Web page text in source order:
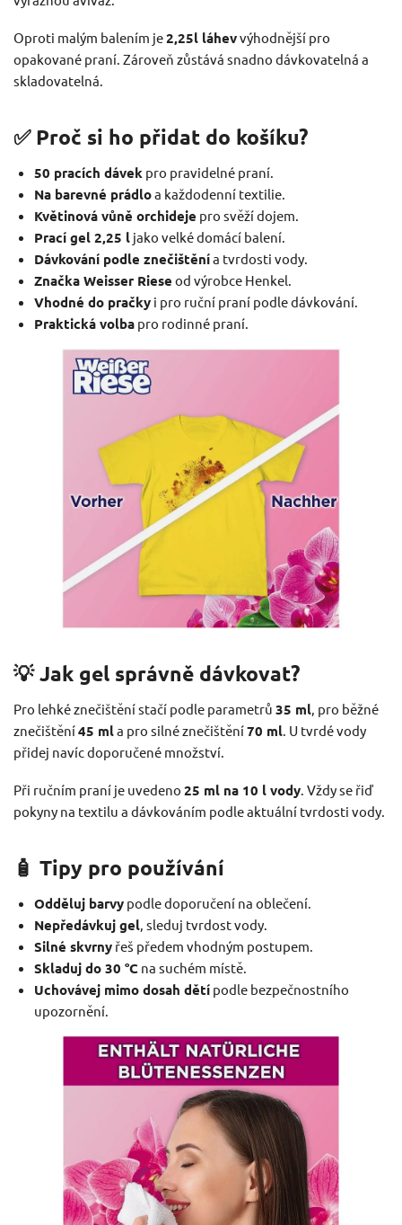
Oproti malým balením je2,25l láhevvýhodnější pro
opakované praní. Zároveň zůstává snadno dávkovatelná a
skladovatelná.
✅ Proč si ho přidat do košíku?
50 pracích dávekpro pravidelné praní.
Na barevné prádloa každodenní textilie.
Květinová vůně orchideje pro svěží dojem.
Prací gel 2,25 l jako velké domácí balení.
Dávkování podle znečištěnía tvrdosti vody.
Značka Weisser Riese od výrobce Henkel.
Vhodné do pračkyi pro ruční praní podle dávkování.
Praktická volbapro rodinné praní.
💡 Jak gel správně dávkovat?
Pro lehké znečištění stačí podle parametrů 35 ml, pro běžné
znečištění45 mla pro silné znečištění70 ml. U tvrdé vody
přidej navíc doporučené množství.
Při ručním praní je uvedeno 25 ml na 10 l vody. Vždy se řiď
pokyny na textilu a dávkováním podle aktuální tvrdosti vody.
🧴 Tipy pro používání
Odděluj barvypodle doporučení na oblečení.
Nepředávkuj gel , sleduj tvrdost vody.
Silné skvrnyřeš předem vhodným postupem.
Skladuj do 30 °C na suchém místě.
Uchovávej mimo dosah dětípodle bezpečnostního
upozornění.